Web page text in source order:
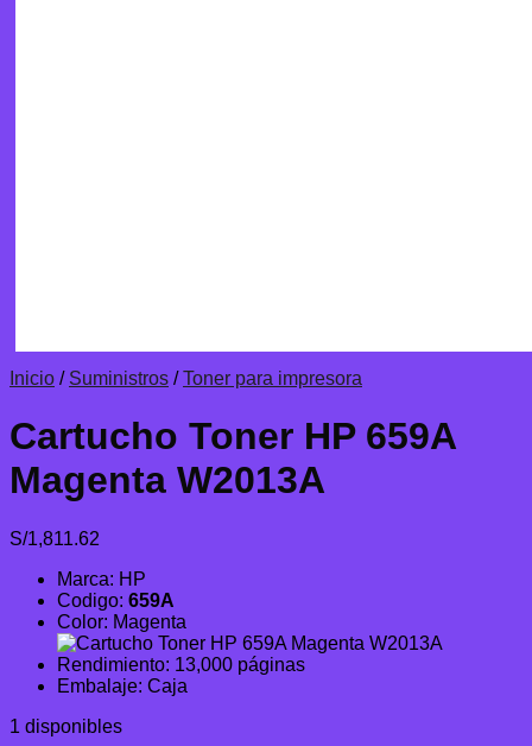
Inicio / Suministros / Toner para impresora
Cartucho Toner HP 659A
Magenta W2013A
S/1,811.62
Marca: HP
Codigo: 659A
Color: Magenta
Rendimiento: 13,000 páginas
Embalaje: Caja
1 disponibles